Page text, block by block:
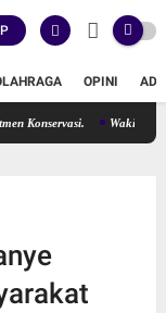
OPINI
Wakil Ketua